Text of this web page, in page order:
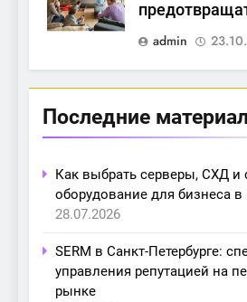
admin
Последние
Как выбрать серверы, СХД и
оборудование для бизнеса
28.07.2026
SERM в Санкт-Петербурге:
управления репутацией на
рынке